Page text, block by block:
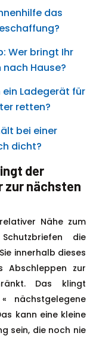
das
Wer bringt Ihr
Hause?
Ladegerät für
retten?
bei einer
dicht?
der
zur nächsten
Nähe zum
die
innerhalb dieses
Abschleppen zur
Das klingt
nächstgelegene
kann eine kleine
sein, die noch nie